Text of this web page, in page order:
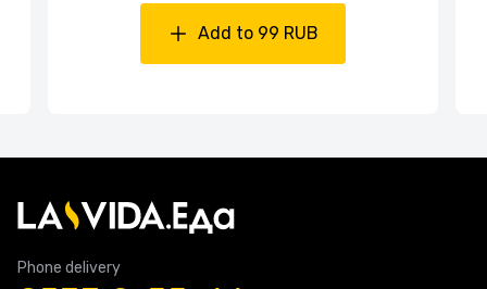
Add to 99 RUB
Phone delivery